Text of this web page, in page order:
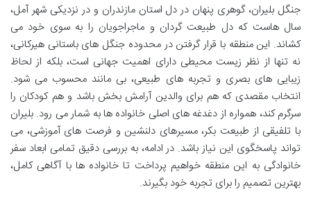
جنگل بلیران، گوهری پنهان در دل استان مازندران و در نزدیکی شهر آمل،
سال هاست که دل طبیعت گردان و ماجراجویان را به سوی خود می
کشاند. این منطقه با قرار گرفتن در محدوده جنگل های باستانی هیرکانی،
نه تنها از نظر زیست محیطی دارای اهمیت جهانی است، بلکه از لحاظ
زیبایی های بصری و تجربه های طبیعی، بی مانند محسوب می شود.
انتخاب مقصدی که هم برای والدین آرامش بخش باشد و هم کودکان را
سرگرم کند، همواره از دغدغه های اصلی خانواده ها به شمار می رود. بلیران
با تلفیقی از طبیعت بکر، مسیرهای دلنشین و فرصت های آموزشی، می
تواند پاسخگوی این نیاز باشد. در ادامه، به بررسی دقیق تمامی ابعاد سفر
خانوادگی به این منطقه خواهیم پرداخت تا خانواده ها با آگاهی کامل،
بهترین تصمیم را برای تجربه خود بگیرند.